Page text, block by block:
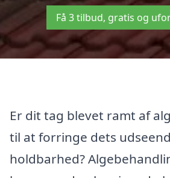
Få 3 tilbud, gratis og
Er dit tag blevet ramt af
til at forringe dets
holdbarhed?